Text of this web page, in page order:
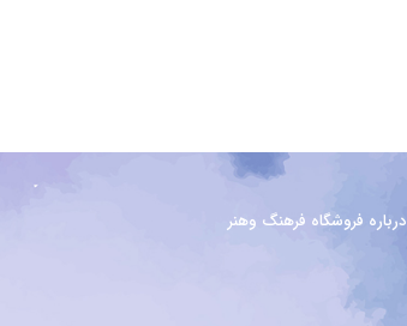
درباره فروشگاه فرهنگ وهنر